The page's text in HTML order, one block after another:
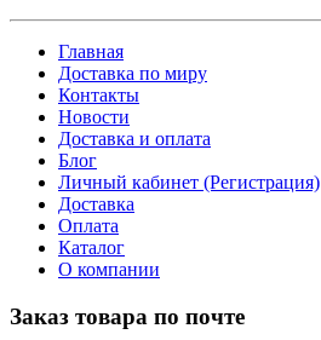
Главная
Доставка по миру
Контакты
Новости
Доставка и оплата
Блог
Личный кабинет (Регистрация)
Доставка
Оплата
Каталог
О компании
Заказ товара по почте